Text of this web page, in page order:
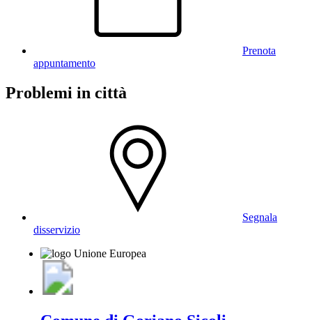
Prenota
appuntamento
Problemi in città
Segnala
disservizio